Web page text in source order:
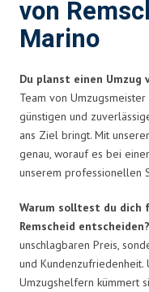
von
Marino
Du planst einen Umzug
Team von
günstigen und
ans Ziel bringt. Mit
genau, worauf es bei
unserem professionellen
Warum solltest du dich
Remscheid entscheiden?
unschlagbaren Preis,
und Kundenzufriedenheit.
Umzugshelfern kümmert